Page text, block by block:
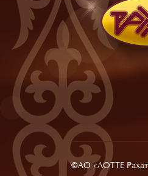
©АО «ЛОТТЕ